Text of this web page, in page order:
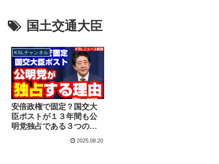
国土交通大臣
KSLチャンネル
安倍政権で固定？国交大
臣ポストが１３年間も公
明党独占である３つの理
2025.08.20